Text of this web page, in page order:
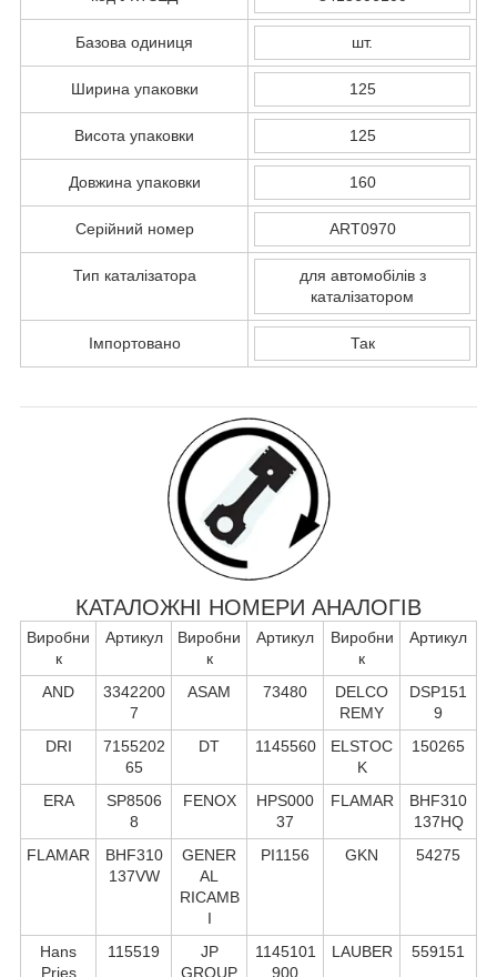
Базова одиниця шт.
Ширина упаковки 125
Висота упаковки 125
Довжина упаковки 160
Серійний номер ART0970
Тип каталізатора
для автомобілів з
каталізатором
Імпортовано Так
КАТАЛОЖНІ НОМЕРИ АНАЛОГІВ
Виробни
к
Артикул
Виробни
к
Артикул
Виробни
к
Артикул
AND
3342200
7
ASAM 73480
DELCO
REMY
DSP151
9
DRI
7155202
65
DT 1145560
ELSTOC
K
150265
ERA
SP8506
8
FENOX
HPS000
37
FLAMAR
BHF310
137HQ
FLAMAR
BHF310
137VW
GENER
AL
RICAMB
I
PI1156 GKN 54275
Hans
Pries
115519
JP
GROUP
1145101
900
LAUBER 559151